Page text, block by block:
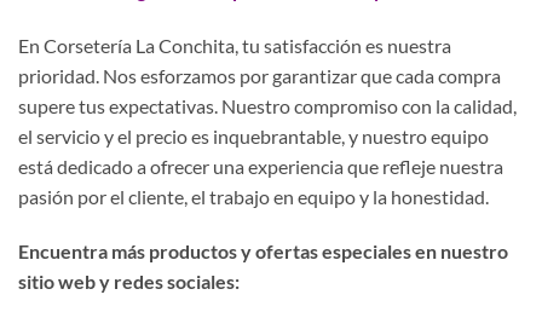
En Corsetería La Conchita, tu satisfacción es nuestra
prioridad. Nos esforzamos por garantizar que cada compra
supere tus expectativas. Nuestro compromiso con la calidad,
el servicio y el precio es inquebrantable, y nuestro equipo
está dedicado a ofrecer una experiencia que refleje nuestra
pasión por el cliente, el trabajo en equipo y la honestidad.
Encuentra más productos y ofertas especiales en nuestro
sitio web y redes sociales: